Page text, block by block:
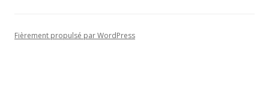
Fièrement propulsé par WordPress